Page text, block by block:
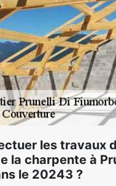
les travaux
la charpente à
le 20243 ?